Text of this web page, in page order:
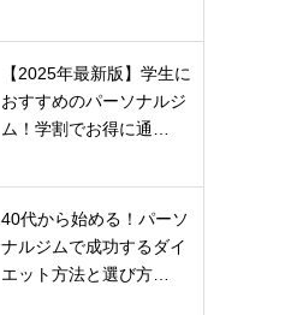
【2025年最新版】学生に
おすすめのパーソナルジ
ム！学割でお得に通…
40代から始める！パーソ
ナルジムで成功するダイ
エット方法と選び方…